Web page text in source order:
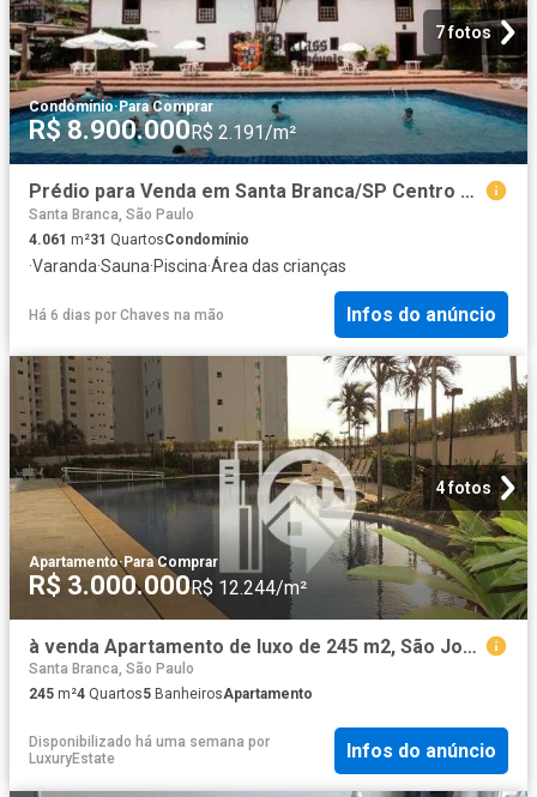
7 fotos
Condomínio·Para Comprar
R$ 8.900.000R$ 2.191/m²
Prédio para Venda em Santa Branca/SP Centro 31 Quartos
Santa Branca, São Paulo
4.061 m²31 QuartosCondomínio
·Varanda·Sauna·Piscina·Área das crianças
Há 6 dias por Chaves na mão Infos do anúncio
4 fotos
Apartamento·Para Comprar
R$ 3.000.000R$ 12.244/m²
à venda Apartamento de luxo de 245 m2, São José dos Campos, São Paulo
Santa Branca, São Paulo
245 m²4 Quartos5 BanheirosApartamento
Disponibilizado há uma semana por
LuxuryEstate
Infos do anúncio